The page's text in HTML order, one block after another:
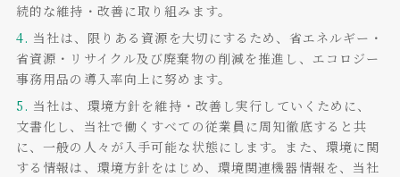
続的な維持・改善に取り組みます。
4. 当社は、限りある資源を大切にするため、省エネルギー・
省資源・リサイクル及び廃棄物の削減を推進し、エコロジー
事務用品の導入率向上に努めます。
5. 当社は、環境方針を維持・改善し実行していくために、
文書化し、当社で働くすべての従業員に周知徹底すると共
に、一般の人々が入手可能な状態にします。また、環境に関
する情報は、環境方針をはじめ、環境関連機器情報を、当社